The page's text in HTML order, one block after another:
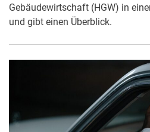
Gebäudewirtschaft (HGW) in
und gibt einen Überblick.